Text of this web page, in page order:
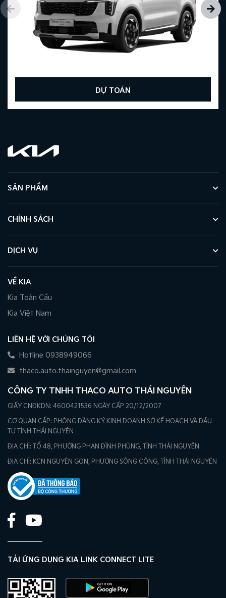
DỰ TOÁN
SẢN PHẨM
CHÍNH SÁCH
DỊCH VỤ
VỀ KIA
Kia Toàn Cầu
Kia Việt Nam
LIÊN HỆ VỚI CHÚNG TÔI
Hotline 0938949066
thaco.auto.thainguyen@gmail.com
CÔNG TY TNHH THACO AUTO THÁI NGUYÊN
GIẤY CNĐKDN: 4600421536 NGÀY CẤP 20/12/2007
CƠ QUAN CẤP: PHÒNG ĐĂNG KÝ KINH DOANH SỞ KẾ HOẠCH VÀ ĐẦU
TƯ TỈNH THÁI NGUYÊN
ĐỊA CHỈ: TỔ 48, PHƯỜNG PHAN ĐÌNH PHÙNG, TỈNH THÁI NGUYÊN
ĐỊA CHỈ: KCN NGUYÊN GON, PHƯỜNG SÔNG CÔNG, TỈNH THÁI NGUYÊN
TẢI ỨNG DỤNG KIA LINK CONNECT LITE